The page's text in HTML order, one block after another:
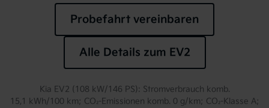
Probefahrt vereinbaren
Alle Details zum EV2
Kia EV2 (108 kW/146 PS): Stromverbrauch komb.
15,1 kWh/100 km; CO₂-Emissionen komb. 0 g/km; CO₂-Klasse A;